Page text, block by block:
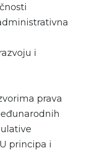
i
prava
principa i